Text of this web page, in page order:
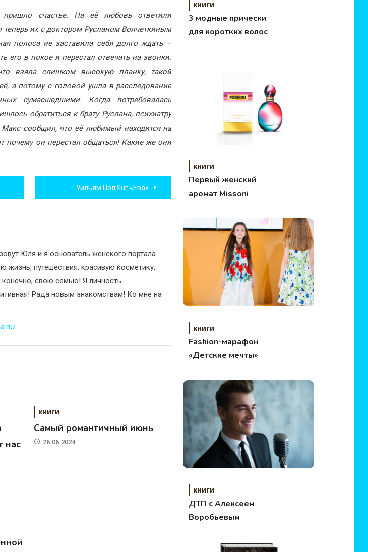
счастье. На её любовь ответили
теперь их с доктором Русланом Волчеткиным
полоса не заставила себя долго ждать –
его в покое и перестал отвечать на звонки.
взяла слишком высокую планку, такой
а потому с головой ушла в расследование
сумасшедшими. Когда потребовалась
обратиться к брату Руслана, психиатру
сообщил, что её любимый находится на
почему он перестал общаться! Какие же они
Уильям Пол Янг «Ева»
Юля и я основатель женского портала
жизнь, путешествия, красивую косметику,
свою семью! Я личность
Рада новым знакомствам! Ко мне на
нас
книги
Самый романтичный июнь
26.06.2024
книги
3 модные прически
для коротких волос
книги
Первый женский
аромат Missoni
книги
Fashion-марафон
«Детские мечты»
книги
ДТП с Алексеем
Воробьевым